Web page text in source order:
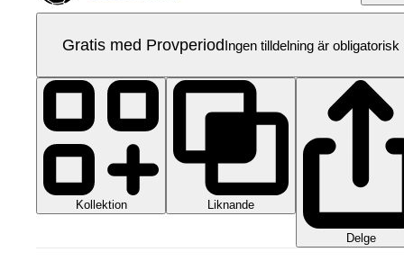
Gratis med ProvperiodIngen tilldelning är obligatorisk
Kollektion Liknande
Delge